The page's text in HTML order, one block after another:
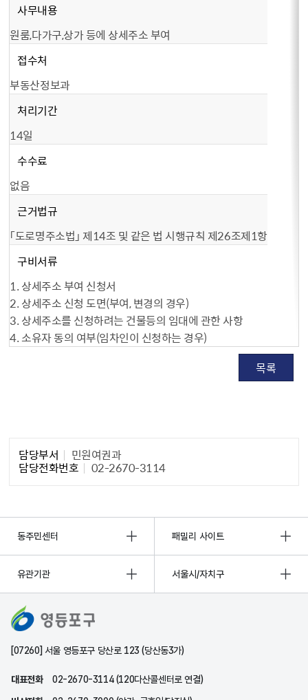
사무내용
원룸,다가구,상가 등에 상세주소 부여
접수처
부동산정보과
처리기간
14일
수수료
없음
근거법규
「도로명주소법」 제14조 및 같은 법 시행규칙 제26조제1항
구비서류
1. 상세주소 부여 신청서
2. 상세주소 신청 도면（부여, 변경의 경우）
3. 상세주소를 신청하려는 건물등의 임대에 관한 사항
4. 소유자 동의 여부(임차인이 신청하는 경우)
목록
담당부서 민원여권과
담당전화번호 02-2670-3114
동주민센터 패밀리 사이트
유관기관 서울시/자치구
[07260] 서울 영등포구 당산로 123 (당산동3가)
대표전화
02-2670-3114 (120다산콜센터로 연결)